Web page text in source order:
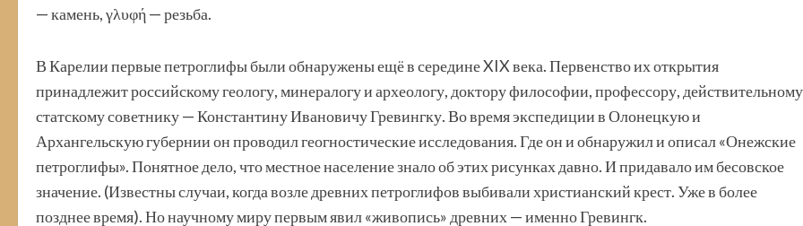
— камень, γλυφή — резьба.
В Карелии первые петроглифы были обнаружены ещё в середине XIX века. Первенство их открытия
принадлежит российскому геологу, минералогу и археологу, доктору философии, профессору, действительному
статскому советнику — Константину Ивановичу Гревингку. Во время экспедиции в Олонецкую и
Архангельскую губернии он проводил геогностические исследования. Где он и обнаружил и описал «Онежские
петроглифы». Понятное дело, что местное население знало об этих рисунках давно. И придавало им бесовское
значение. (Известны случаи, когда возле древних петроглифов выбивали христианский крест. Уже в более
позднее время). Но научному миру первым явил «живопись» древних — именно Гревингк.